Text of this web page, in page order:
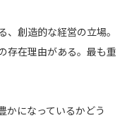
創造的な経営の立場。
存在理由がある。最も重
になっているかどう